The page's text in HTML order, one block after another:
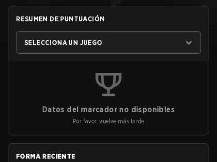
RESUMEN DE PUNTUACIÓN
SELECCIONA UN JUEGO
Datos del marcador no disponibles
Por favor, vuelve más tarde
FORMA RECIENTE